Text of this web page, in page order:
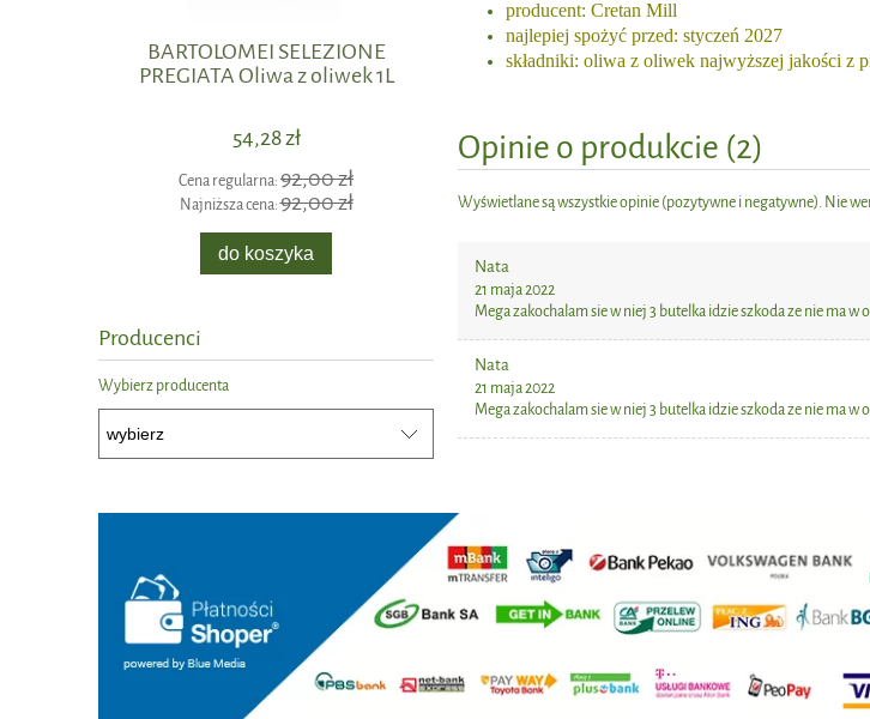
BARTOLOMEI SELEZIONE
PREGIATA Oliwa z oliwek 1L
54,28 zł
Cena regularna:92,00 zł
Najniższa cena:92,00 zł
do koszyka
Hrysos Oliwa z oliwek 750ml
54,40 zł
64,00 zł
Najniższa cena:64,00 zł
Oliwa z
Producenci
Wybierz producenta
producent: Cretan Mill
najlepiej spożyć przed: styczeń 2027
składniki: oliwa z oliwek najwyższej jakości z
Opinie o produkcie (2)
Wyświetlane są wszystkie opinie (pozytywne i negatywne). Nie
Nata
21 maja 2022
Mega zakochalam sie w niej 3 butelka idzie szkoda ze nie ma w
Nata
21 maja 2022
Mega zakochalam sie w niej 3 butelka idzie szkoda ze nie ma w